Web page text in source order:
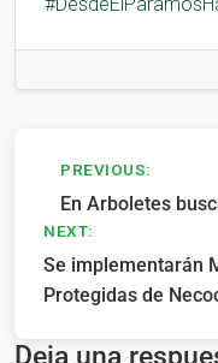
Navegación
de
entradas
PREVIOUS:
En Arboletes
NEXT:
Se implementarán
Protegidas de
Deja una